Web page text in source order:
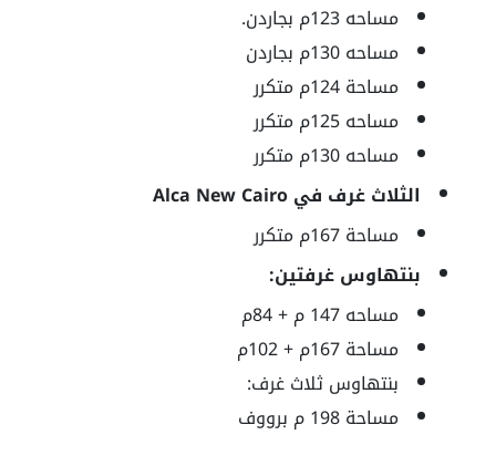
مساحه 123م بجاردن.
مساحه 130م بجاردن
مساحة 124م متكرر
مساحه 125م متكرر
مساحه 130م متكرر
الثلاث غرف في Alca New Cairo
مساحة 167م متكرر
بنتهاوس غرفتين:
مساحه 147 م + 84م
مساحة 167م + 102م
بنتهاوس ثلاث غرف:
مساحة 198 م برووف